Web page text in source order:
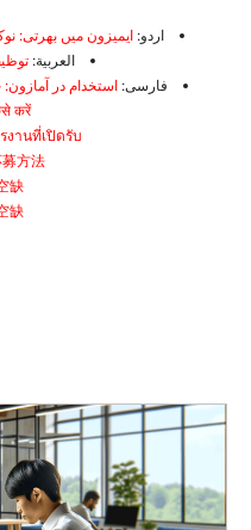
اردو: ایمیزون میں بھرتی:
العربية:
فارسی: استخدام در
करें
งานที่เปิดรับ
方法
缺
缺